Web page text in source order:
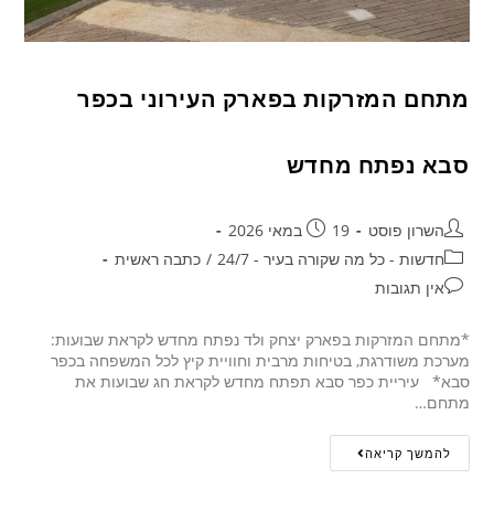
מתחם המזרקות בפארק העירוני בכפר
סבא נפתח מחדש
השרון פוסט
19 במאי 2026
חדשות - כל מה שקורה בעיר - 24/7
/ כתבה ראשית
אין תגובות
*מתחם המזרקות בפארק יצחק ולד נפתח מחדש לקראת שבועות:
מערכת משודרגת, בטיחות מרבית וחוויית קיץ לכל המשפחה בכפר
סבא* עיריית כפר סבא תפתח מחדש לקראת חג שבועות את
מתחם…
להמשך קריאה